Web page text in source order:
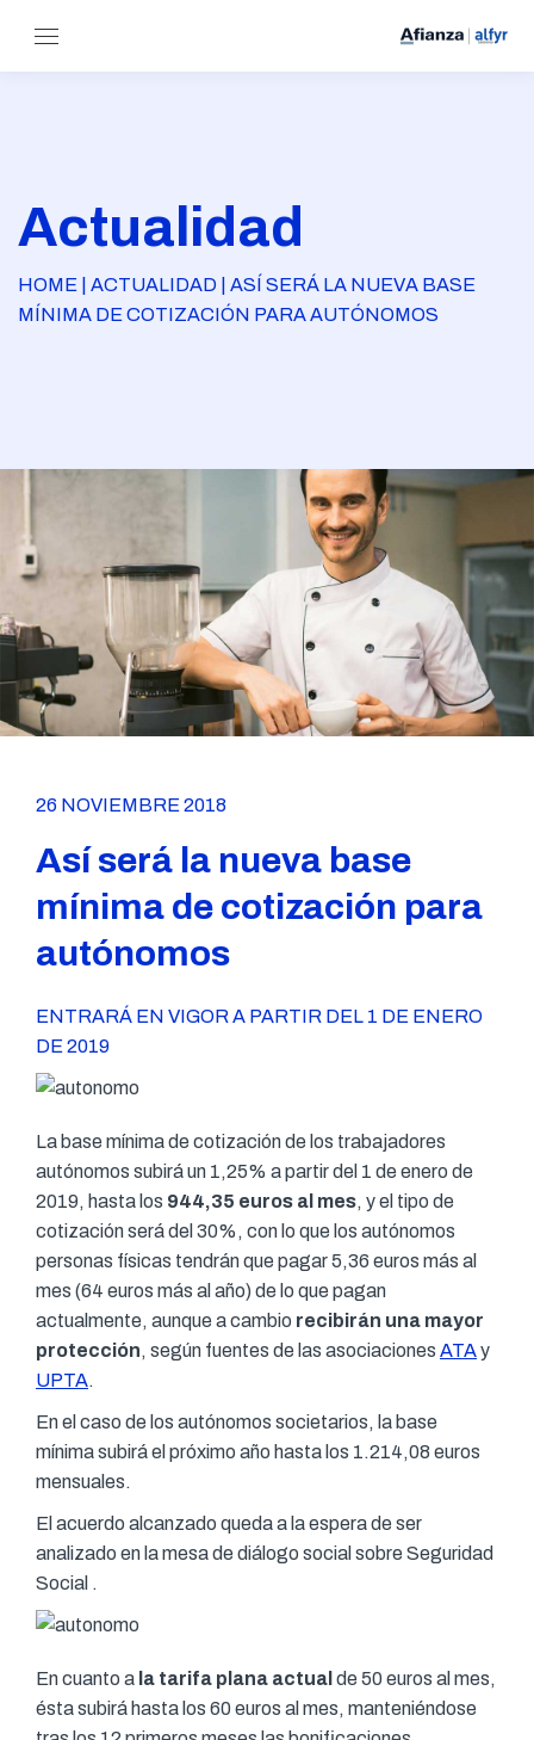
Actualidad
HOME | ACTUALIDAD | ASÍ SERÁ LA NUEVA BASE
MÍNIMA DE COTIZACIÓN PARA AUTÓNOMOS
26 NOVIEMBRE 2018
Así será la nueva base
mínima de cotización para
autónomos
ENTRARÁ EN VIGOR A PARTIR DEL 1 DE ENERO
DE 2019
La base mínima de cotización de los trabajadores
autónomos subirá un 1,25% a partir del 1 de enero de
2019, hasta los 944,35 euros al mes, y el tipo de
cotización será del 30%, con lo que los autónomos
personas físicas tendrán que pagar 5,36 euros más al
mes (64 euros más al año) de lo que pagan
actualmente, aunque a cambio recibirán una mayor
protección, según fuentes de las asociaciones ATAy
UPTA.
En el caso de los autónomos societarios, la base
mínima subirá el próximo año hasta los 1.214,08 euros
mensuales.
El acuerdo alcanzado queda a la espera de ser
analizado en la mesa de diálogo social sobre Seguridad
Social .
En cuanto a la tarifa plana actual de 50 euros al mes,
ésta subirá hasta los 60 euros al mes, manteniéndose